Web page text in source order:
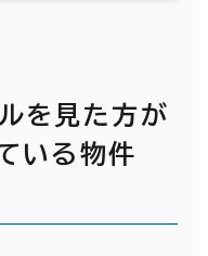
を見た方が
いる物件